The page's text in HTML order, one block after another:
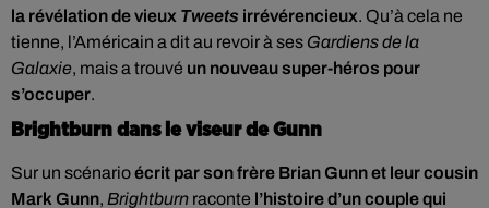
la révélation de vieux Tweets irrévérencieux. Qu’à cela ne
tienne, l’Américain a dit au revoir à ses Gardiens de la
Galaxie, mais a trouvé un nouveau super-héros pour
s’occuper.
Brightburn dans le viseur de Gunn
Sur un scénarioécrit par son frère Brian Gunn et leur cousin
Mark Gunn, Brightburn raconte l’histoire d’un couple qui